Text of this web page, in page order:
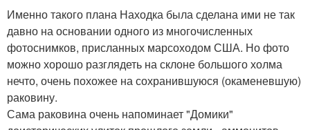
Именно такого плана Находка была сделана ими не так
давно на основании одного из многочисленных
фотоснимков, присланных марсоходом США. Но фото
можно хорошо разглядеть на склоне большого холма
нечто, очень похожее на сохранившуюся (окаменевшую)
раковину.
Сама раковина очень напоминает "Домики"